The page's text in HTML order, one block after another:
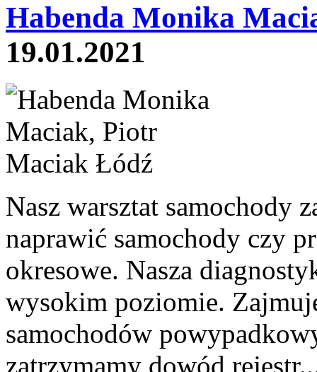
Habenda Monika
19.01.2021
Nasz warsztat samochody
naprawić samochody czy
okresowe. Nasza
wysokim poziomie.
samochodów
zatrzymamy dowód